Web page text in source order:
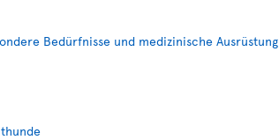
Bedürfnisse und medizinische Ausrüstung